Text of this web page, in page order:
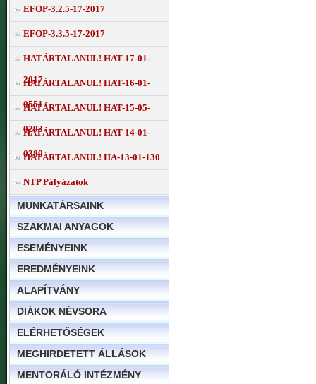
EFOP-3.2.5-17-2017
EFOP-3.3.5-17-2017
HATÁRTALANUL! HAT-17-01-
2017
HATÁRTALANUL! HAT-16-01-
0551
HATÁRTALANUL! HAT-15-05-
0293
HATÁRTALANUL! HAT-14-01-
0380
HATÁRTALANUL! HA-13-01-130
NTP Pályázatok
MUNKATÁRSAINK
SZAKMAI ANYAGOK
ESEMÉNYEINK
EREDMÉNYEINK
ALAPÍTVÁNY
DIÁKOK NÉVSORA
ELÉRHETŐSÉGEK
MEGHIRDETETT ÁLLÁSOK
MENTORÁLÓ INTÉZMÉNY